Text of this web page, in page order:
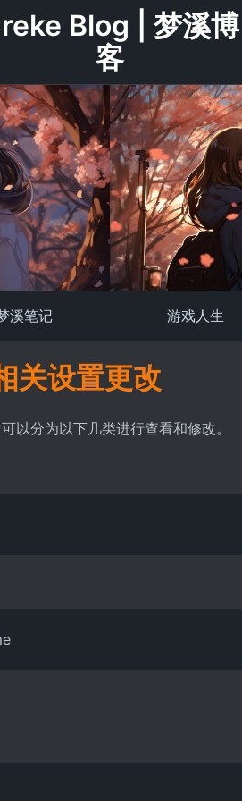
Blog | 梦溪博
客
溪笔记 游戏人生
关设置更改
以分为以下几类进行查看和修改。